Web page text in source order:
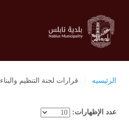
الرئيسيه قرارات لجنة التنظيم والبناء
عدد الإظهارات: